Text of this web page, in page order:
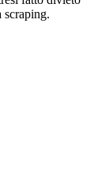
scraping.